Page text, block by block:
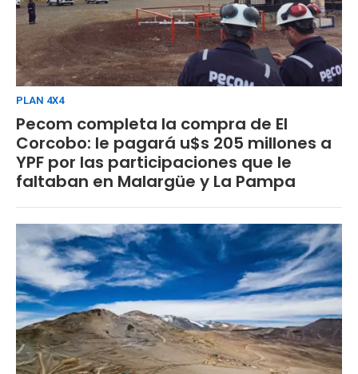
PLAN 4X4
Pecom completa la compra de El
Corcobo: le pagará u$s 205 millones a
YPF por las participaciones que le
faltaban en Malargüe y La Pampa